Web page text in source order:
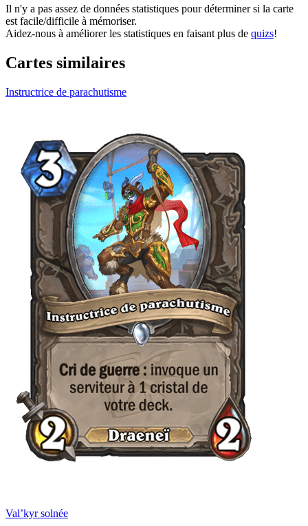
Il n'y a pas assez de données statistiques pour déterminer si la carte
est facile/difficile à mémoriser.
Aidez-nous à améliorer les statistiques en faisant plus de quizs!
Cartes similaires
Instructrice de parachutisme
Val’kyr solnée